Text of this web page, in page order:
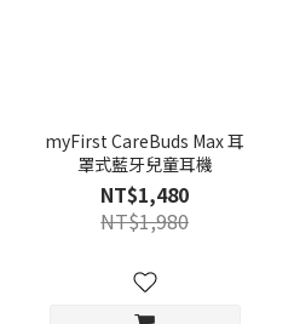
myFirst CareBuds Max 耳
罩式藍牙兒童耳機
NT$1,480
NT$1,980